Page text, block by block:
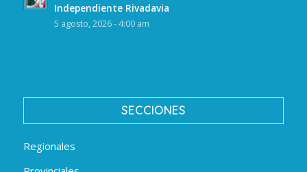
Independiente Rivadavia
5 agosto, 2026 - 4:00 am
SECCIONES
Regionales